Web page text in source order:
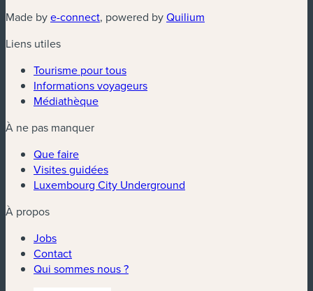
Made bye-connect(nouvelle fenêtre)
, powered byQuilium
Liens utiles
Tourisme pour tous
Informations voyageurs
Médiathèque
À ne pas manquer
Que faire
Visites guidées
Luxembourg City Underground
À propos
Jobs
Contact
Qui sommes nous ?